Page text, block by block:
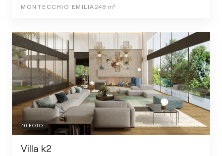
MONTECCHIO EMILIA 248 m²
10 FOTO
Villa k2